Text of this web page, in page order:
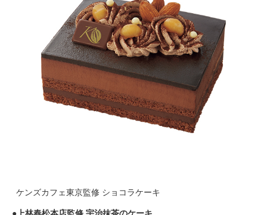
ケンズカフェ東京監修 ショコラケーキ
上林春松本店監修 宇治抹茶のケーキ